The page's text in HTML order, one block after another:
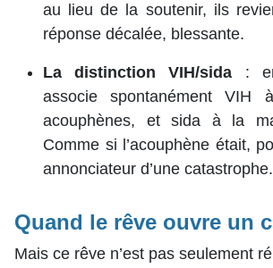
au lieu de la soutenir, ils
réponse décalée, blessante.
La distinction VIH/sida :
associe spontanément
acouphènes, et sida à la
Comme si l’acouphène était,
annonciateur d’une catastrophe.
Quand le rêve ouvre un
Mais ce rêve n’est pas seulement